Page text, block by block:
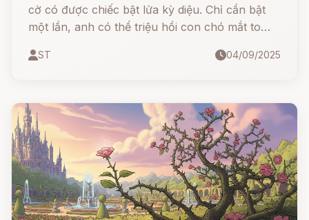
cờ có được chiếc bật lửa kỳ diệu. Chỉ cần bật
một lần, anh có thể triệu hồi con chó mắt to
cái cối xay. Và bật ba lần, là con chó mắt to
ST 04/09/2025